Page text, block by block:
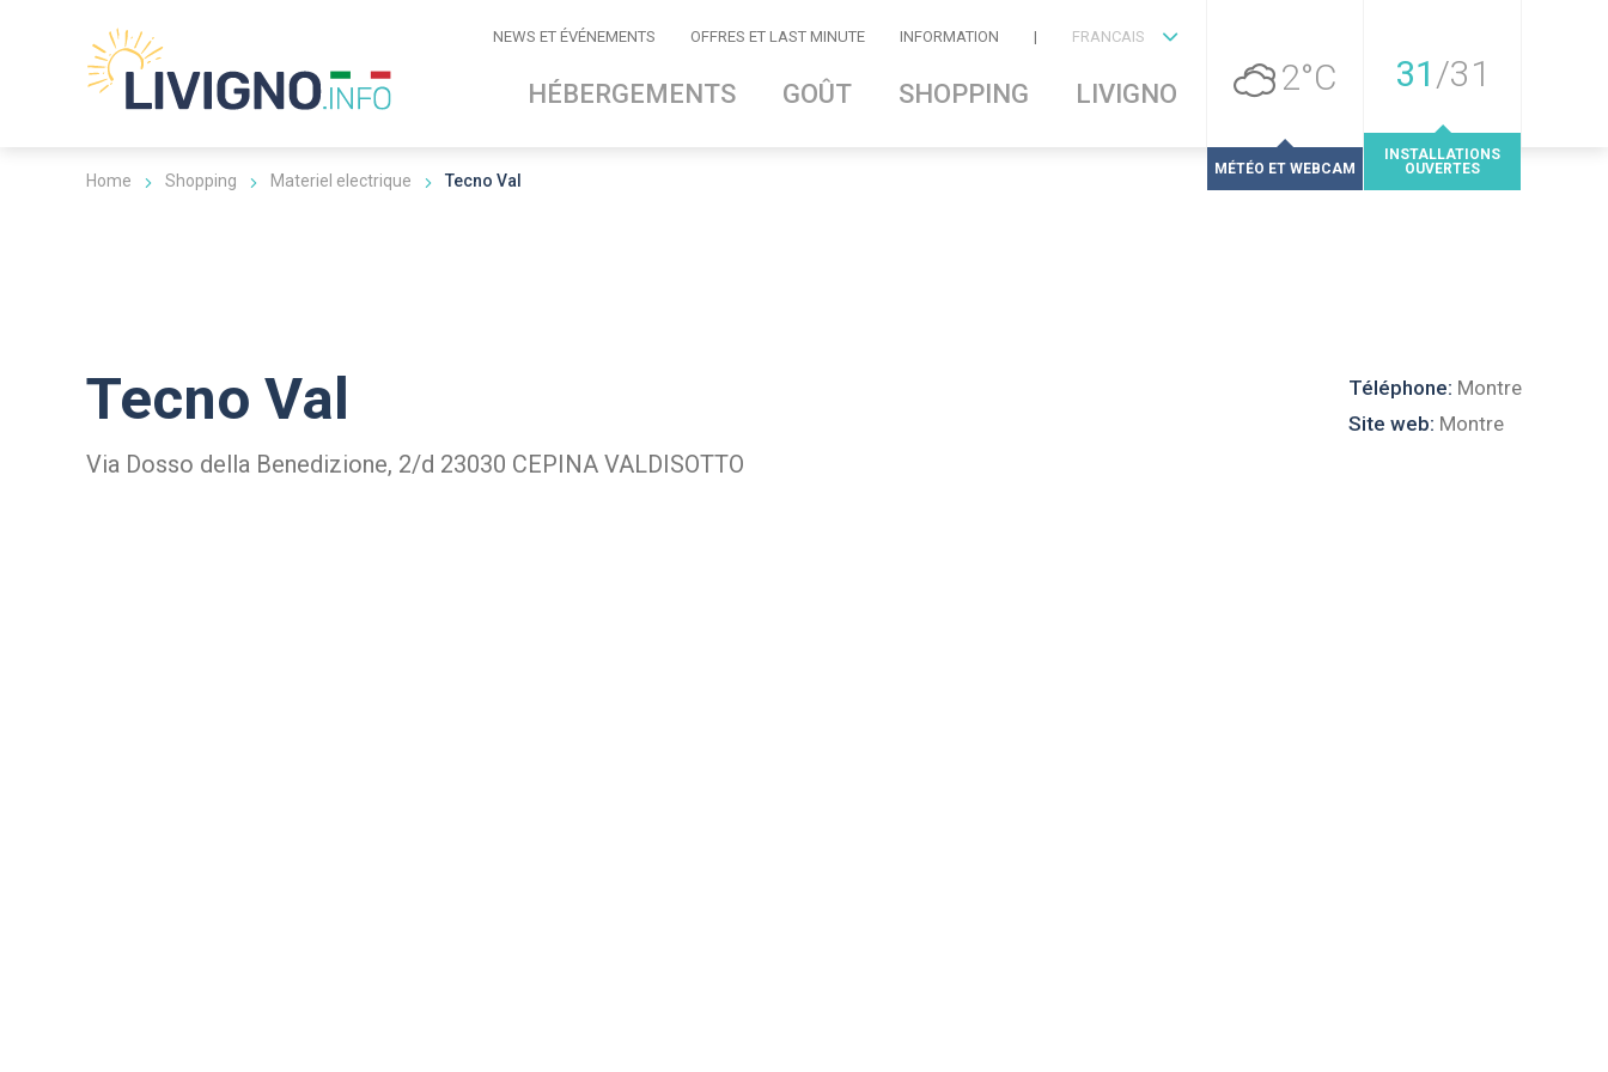
NEWS ET ÉVÉNEMENTS OFFRES ET LAST MINUTE INFORMATION | FRANCAIS
HÉBERGEMENTS GOÛT SHOPPING LIVIGNO 2°C
MÉTÉO ET WEBCAM
31 /31
INSTALLATIONS
OUVERTES
Home Shopping Materiel electrique Tecno Val
Tecno Val
Via Dosso della Benedizione, 2/d 23030 CEPINA VALDISOTTO
Téléphone: Montre
Site web: Montre